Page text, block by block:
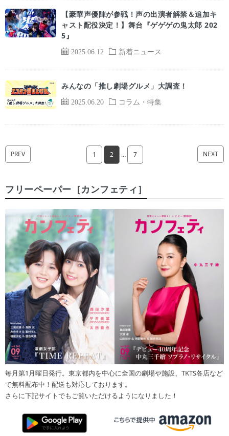
2025.06.12 新着ニュース
【豪華声優陣が参戦！声の出演者解禁＆追加キ
ャスト配役決定！】舞台『ゲゲゲの鬼太郎 202
5』
2025.06.20 コラム・特集
みんなの「推し劇場グルメ」大調査！
PREV 1 2 … 7 NEXT
フリーペーパー［カンフェティ］
毎月第1月曜日発行。東京都内を中心に全国の劇場や施設、TKTS各店など
で無料配布中！配送も対応しております。
さらに下記サイトでもご覧いただけるようになりました！